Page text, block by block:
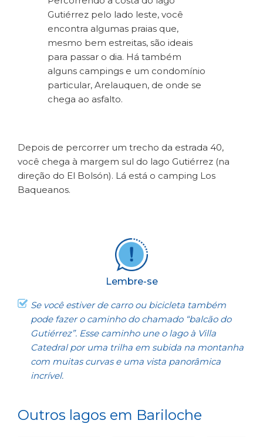
Gutiérrez pelo lado leste, você
encontra algumas praias que,
mesmo bem estreitas, são ideais
para passar o dia. Há também
alguns campings e um condomínio
particular, Arelauquen, de onde se
chega ao asfalto.
Depois de percorrer um trecho da estrada 40,
você chega à margem sul do lago Gutiérrez (na
direção do El Bolsón). Lá está o camping Los
Baqueanos.
Lembre-se
Se você estiver de carro ou bicicleta também
pode fazer o caminho do chamado “balcão do
Gutiérrez”. Esse caminho une o lago à Villa
Catedral por uma trilha em subida na montanha
com muitas curvas e uma vista panorâmica
incrível.
Outros lagos em Bariloche